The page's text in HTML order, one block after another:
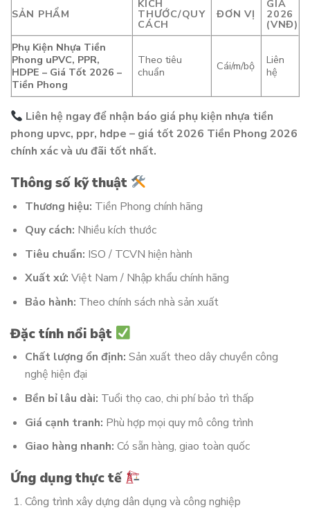
SẢN PHẨM
KÍCH
THƯỚC/QUY
CÁCH
ĐƠN VỊ
GIÁ
2026
(VNĐ)
Phụ Kiện Nhựa Tiền
Phong uPVC, PPR,
HDPE – Giá Tốt 2026 –
Tiền Phong
Theo tiêu
chuẩn
Cái/m/bộ
Liên
hệ
Liên hệ ngay để nhận báo giá phụ kiện nhựa tiền
phong upvc, ppr, hdpe – giá tốt 2026 Tiền Phong 2026
chính xác và ưu đãi tốt nhất.
Thông số kỹ thuật
Thương hiệu: Tiền Phong chính hãng
Quy cách: Nhiều kích thước
Tiêu chuẩn: ISO / TCVN hiện hành
Xuất xứ: Việt Nam / Nhập khẩu chính hãng
Bảo hành: Theo chính sách nhà sản xuất
Đặc tính nổi bật
Chất lượng ổn định: Sản xuất theo dây chuyền công
nghệ hiện đại
Bền bỉ lâu dài: Tuổi thọ cao, chi phí bảo trì thấp
Giá cạnh tranh: Phù hợp mọi quy mô công trình
Giao hàng nhanh: Có sẵn hàng, giao toàn quốc
Ứng dụng thực tế
Công trình xây dựng dân dụng và công nghiệp